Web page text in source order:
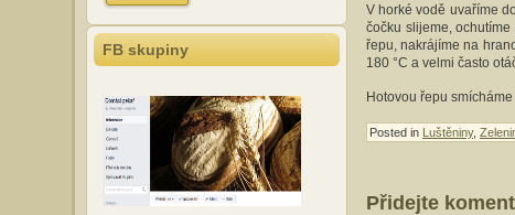
FB skupiny
V horké vodě uvaříme
čočku slijeme,
řepu, nakrájíme na
180 °C a velmi často
Hotovou řepu
Posted in Luštěniny,
Přidejte